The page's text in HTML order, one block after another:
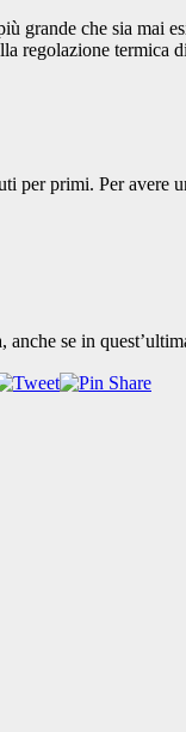
grande che sia mai
regolazione termica
per primi. Per avere
se in